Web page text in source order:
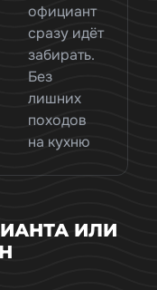
официант
сразу идёт
забирать.
Без
лишних
походов
на кухню
ИЛИ